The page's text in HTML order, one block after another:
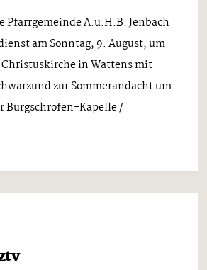
Pfarrgemeinde A.u.H.B. Jenbach
am Sonntag, 9. August, um
Christuskirche in Wattens mit
zur Sommerandacht um
Burgschrofen-Kapelle /